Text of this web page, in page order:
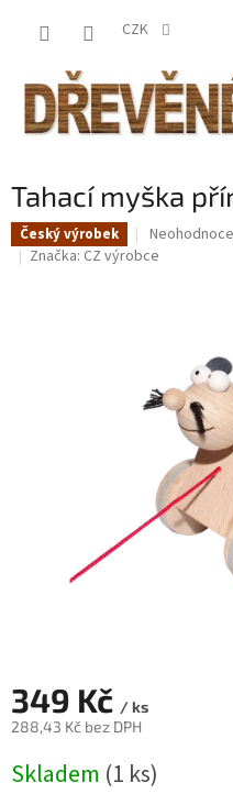
CZK
Tahací myška
Český výrobek
Průměrné
hodnocení
hvězdiček.
Značka: CZ výrobce
349 Kč / ks
288,43 Kč bez DPH
cena:
Skladem (1 ks)